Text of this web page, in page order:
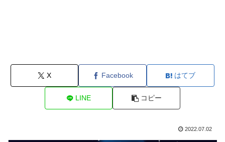
X Facebook はてブ
LINE コピー
2022.07.02